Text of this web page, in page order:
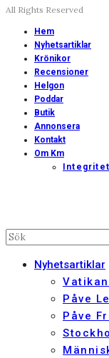
All Rights Reserved
Hem
Nyhetsartiklar
Krönikor
Recensioner
Helgon
Poddar
Butik
Annonsera
Kontakt
Om Km
Nyhetsartiklar
Påve
Påve